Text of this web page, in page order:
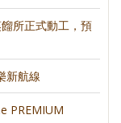
所正式動工，預
新航線
PREMIUM